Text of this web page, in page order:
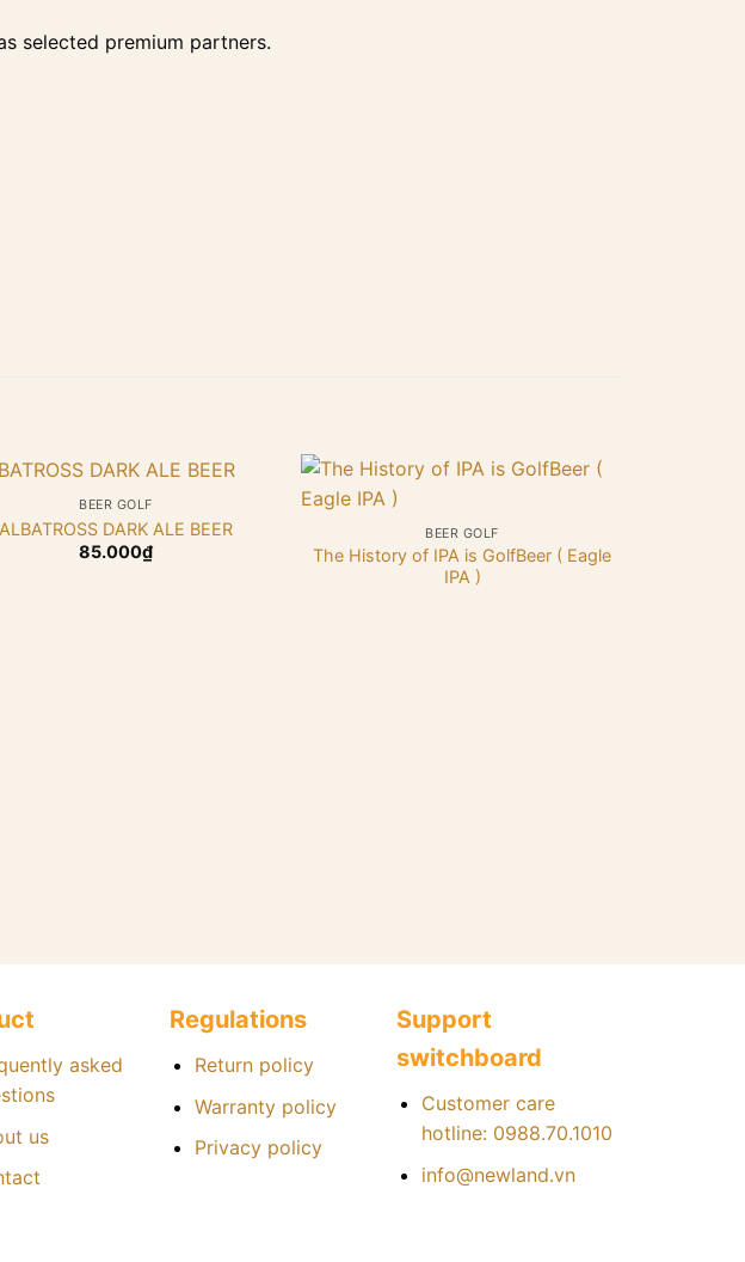
selected premium partners.
BEER GOLF
ALBATROSS DARK ALE BEER
85.000₫
BEER GOLF
The History of IPA is GolfBeer ( Eagle
IPA )
asked
us
Regulations
Return policy
Warranty policy
Privacy policy
Support
switchboard
Customer care
hotline: 0988.70.1010
info@newland.vn